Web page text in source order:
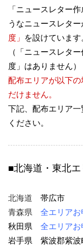
「ニュースレター
うなニュースレタ
度」
を設けています
（「ニュースレタ
度」はありません）
配布エリアが以下
だけません。
下記、配布エリア
ください。
■北海道・東北エ
北海道 帯広市
青森県 全エリア
秋田県
全エリア
岩手県 紫波郡紫波